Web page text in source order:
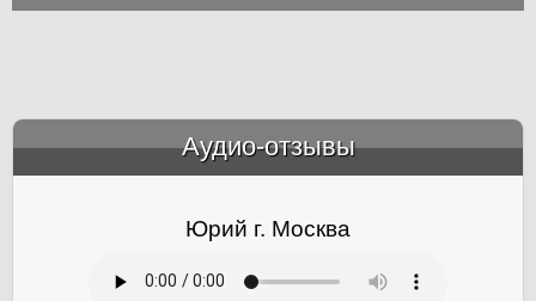
Аудио-отзывы
Юрий г. Москва